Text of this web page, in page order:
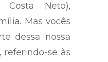
olhando
Costa Neto),
Mas vocês
dessa nossa